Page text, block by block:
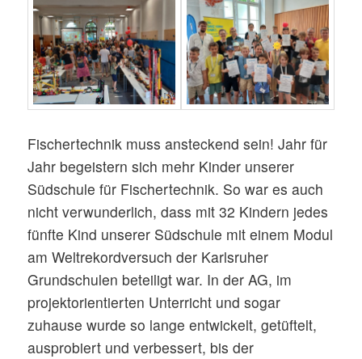
Fischertechnik muss ansteckend sein! Jahr für
Jahr begeistern sich mehr Kinder unserer
Südschule für Fischertechnik. So war es auch
nicht verwunderlich, dass mit 32 Kindern jedes
fünfte Kind unserer Südschule mit einem Modul
am Weltrekordversuch der Karlsruher
Grundschulen beteiligt war. In der AG, im
projektorientierten Unterricht und sogar
zuhause wurde so lange entwickelt, getüftelt,
ausprobiert und verbessert, bis der